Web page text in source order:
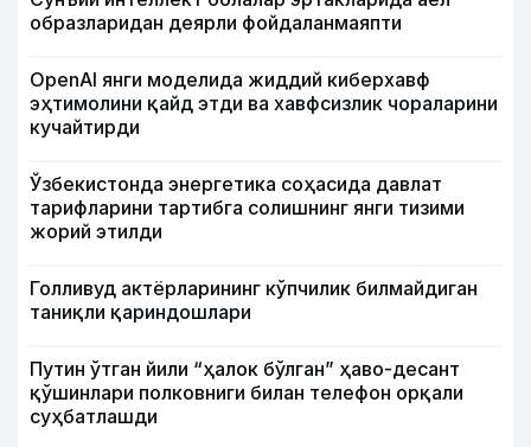
образларидан деярли фойдаланмаяпти
OpenAI янги моделида жиддий киберхавф
эҳтимолини қайд этди ва хавфсизлик чораларини
кучайтирди
Ўзбекистонда энергетика соҳасида давлат
тарифларини тартибга солишнинг янги тизими
жорий этилди
Голливуд актёрларининг кўпчилик билмайдиган
таниқли қариндошлари
Путин ўтган йили “ҳалок бўлган” ҳаво-десант
қўшинлари полковниги билан телефон орқали
суҳбатлашди